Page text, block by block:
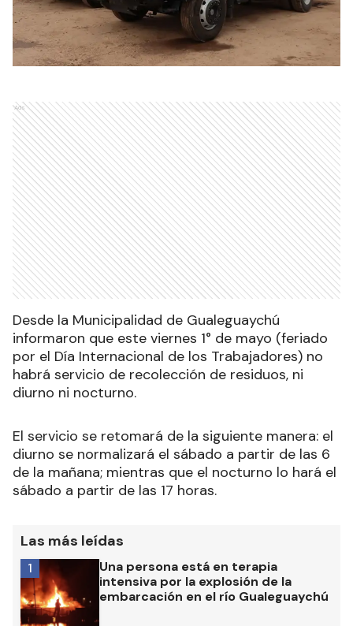
Ads
Desde la Municipalidad de Gualeguaychú
informaron que este viernes 1° de mayo (feriado
por el Día Internacional de los Trabajadores) no
habrá servicio de recolección de residuos, ni
diurno ni nocturno.
El servicio se retomará de la siguiente manera: el
diurno se normalizará el sábado a partir de las 6
de la mañana; mientras que el nocturno lo hará el
sábado a partir de las 17 horas.
Las más leídas
Una persona está en terapia
intensiva por la explosión de la
embarcación en el río Gualeguaychú
1